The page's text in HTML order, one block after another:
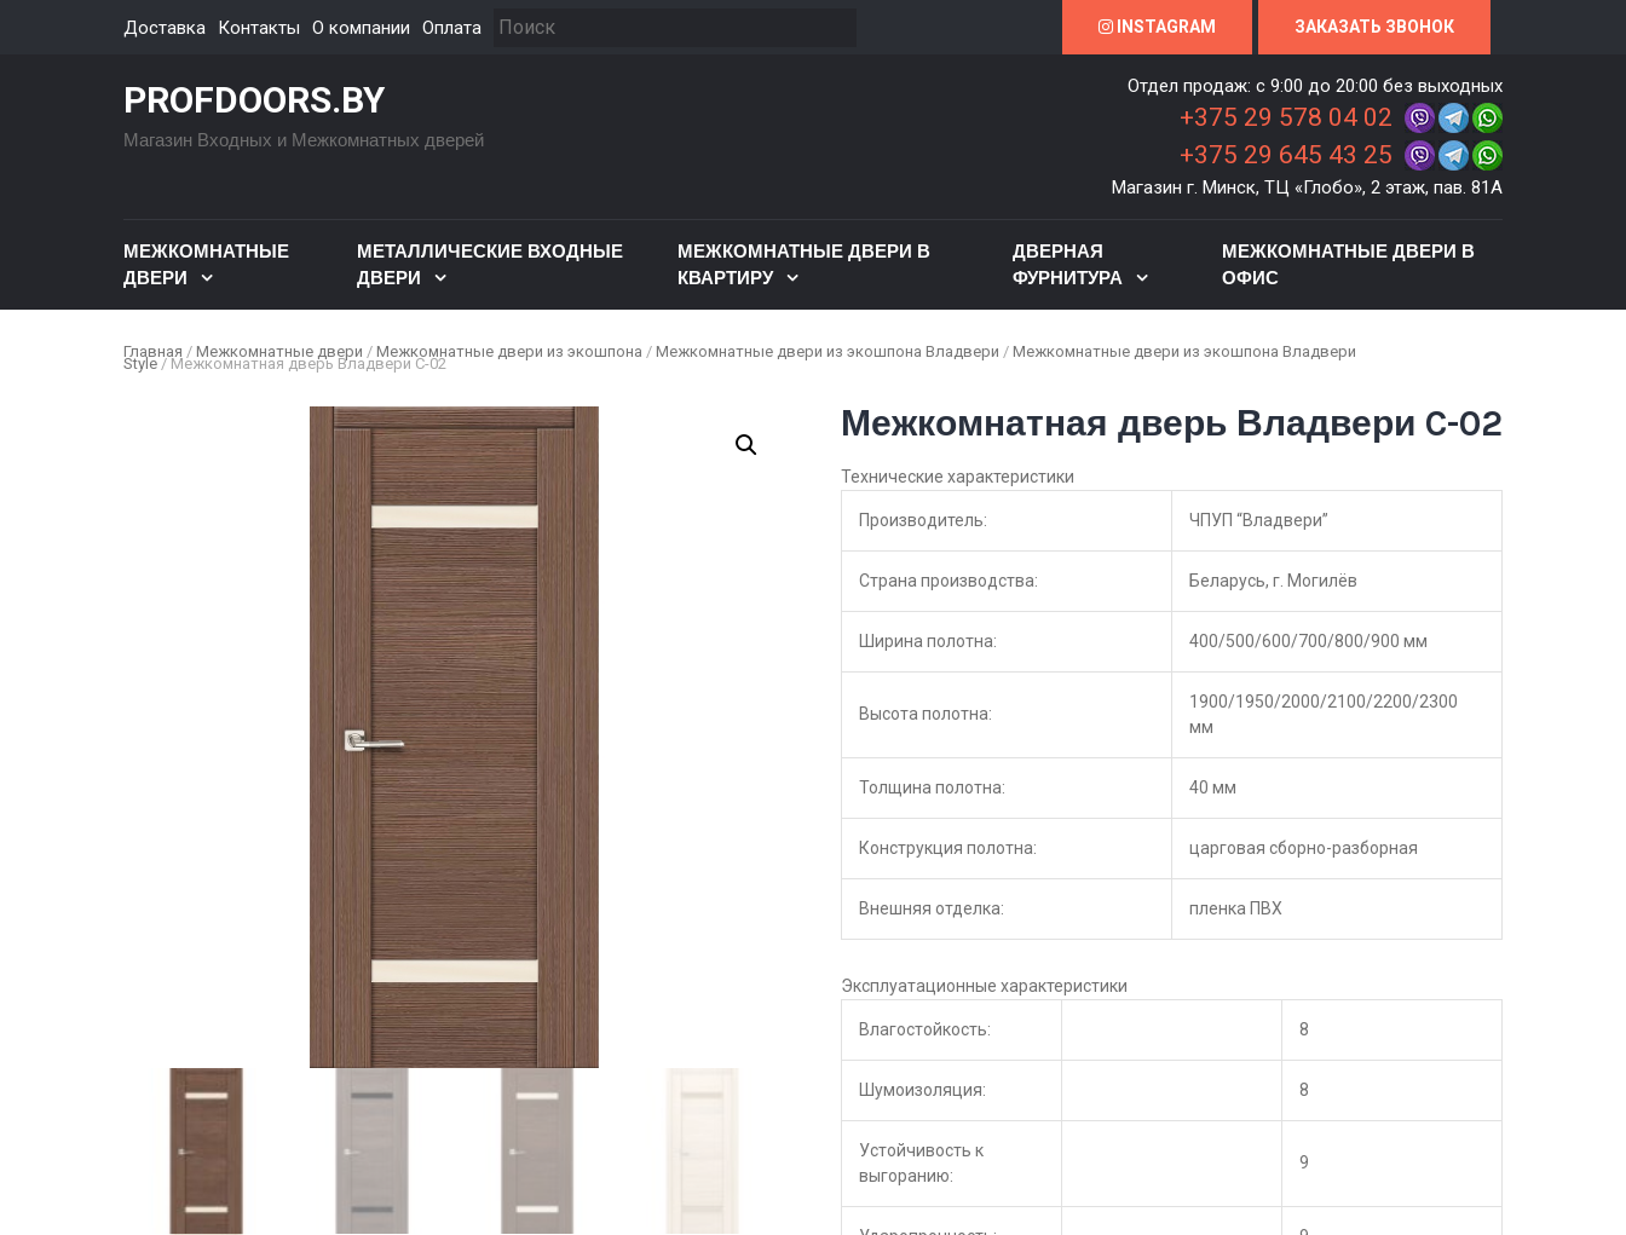
Доставка Контакты О компании Оплата INSTAGRAM ЗАКАЗАТЬ ЗВОНОК
PROFDOORS.BY
Магазин Входных и Межкомнатных дверей
Отдел продаж: c 9:00 до 20:00 без выходных
+375 29 578 04 02
+375 29 645 43 25
Магазин г. Минск, ТЦ «Глобо», 2 этаж, пав. 81А
МЕЖКОМНАТНЫЕ
ДВЕРИ
МЕТАЛЛИЧЕСКИЕ ВХОДНЫЕ
ДВЕРИ
МЕЖКОМНАТНЫЕ ДВЕРИ В
КВАРТИРУ
ДВЕРНАЯ
ФУРНИТУРА
МЕЖКОМНАТНЫЕ ДВЕРИ В
ОФИС
Главная / Межкомнатные двери / Межкомнатные двери из экошпона / Межкомнатные двери из экошпона Владвери / Межкомнатные двери из экошпона Владвери
Style / Межкомнатная дверь Владвери C-02
Межкомнатная дверь Владвери C-02
Технические характеристики
Производитель: ЧПУП “Владвери”
Страна производства: Беларусь, г. Могилёв
Ширина полотна: 400/500/600/700/800/900 мм
Высота полотна:
1900/1950/2000/2100/2200/2300
мм
Толщина полотна: 40 мм
Конструкция полотна: царговая сборно-разборная
Внешняя отделка: пленка ПВХ
Эксплуатационные характеристики
Влагостойкость: 8
Шумоизоляция: 8
Устойчивость к
выгоранию:
9